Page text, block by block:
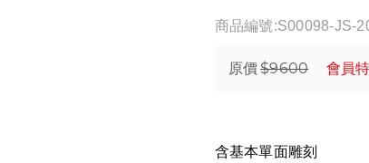
商品編號:S00098-JS-
原價$9600 會員
含基本單面雕刻